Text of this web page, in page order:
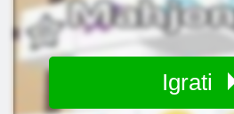
Igrati